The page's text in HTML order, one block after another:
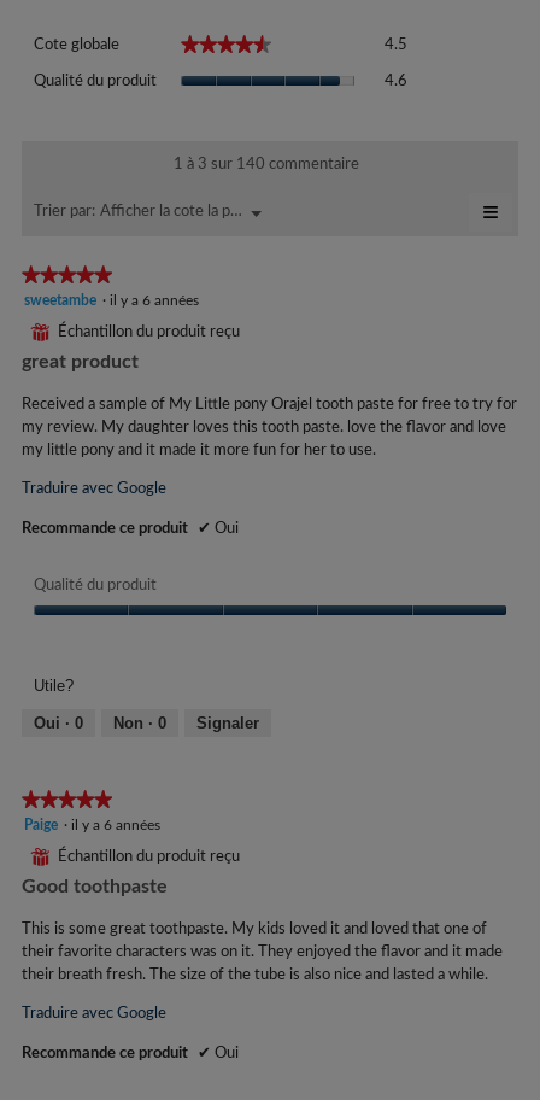
Cote globale ★★★★★
★★★★★ 4.5
Qualité du produit 4.6
1 à 3 sur 140 commentaire
Trier par: Afficher la cote la plus élevée à la plus faible
▼
Menu ≡
ci-
★★★★★
★★★★★
5
étoile(s)
sur
5.
sweetambe · il y a 6 années
⊞ Échantillon du produit reçu
great product
Received a sample of My Little pony Orajel tooth paste for free to try for
my review. My daughter loves this tooth paste. love the flavor and love
my little pony and it made it more fun for her to use.
Traduire avec Google
Recommande ce produit ✔ Oui
Qualité du produit
5
sur
Utile?
Oui · 0 Non · 0 Signaler
★★★★★
★★★★★
5
étoile(s)
sur
5.
Paige · il y a 6 années
⊞ Échantillon du produit reçu
Good toothpaste
This is some great toothpaste. My kids loved it and loved that one of
their favorite characters was on it. They enjoyed the flavor and it made
their breath fresh. The size of the tube is also nice and lasted a while.
Traduire avec Google
Recommande ce produit ✔ Oui